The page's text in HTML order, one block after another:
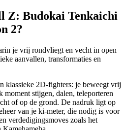
Z: Budokai Tenkaichi
2?
je vrij rondvliegt en vecht in open
aanvallen, transformaties en
klassieke 2D-fighters: je beweegt vrij
moment stijgen, dalen, teleporteren
of op de grond. De nadruk ligt op
van je ki-meter, die nodig is voor
verdedigingsmoves zoals het